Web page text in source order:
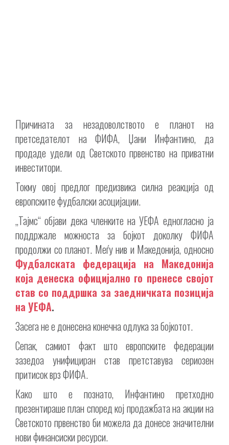
Причината за незадоволството е планот на
претседателот на ФИФА, Џани Инфантино, да
продаде удели од Светското првенство на приватни
инвеститори.
Токму овој предлог предизвика силна реакција од
европските фудбалски асоцијации.
„Тајмс“ објави дека членките на УЕФА едногласно ја
поддржале можноста за бојкот доколку ФИФА
продолжи со планот. Меѓу нив и Македонија, односно
Фудбалската федерација на Македонија
која денеска официјално го пренесе својот
став со поддршка за заедничката позиција
на УЕФА.
Засега не е донесена конечна одлука за бојкотот.
Сепак, самиот факт што европските федерации
зазедоа унифициран став претставува сериозен
притисок врз ФИФА.
Како што е познато, Инфантино претходно
презентираше план според кој продажбата на акции на
Светското првенство би можела да донесе значителни
нови финансиски ресурси.